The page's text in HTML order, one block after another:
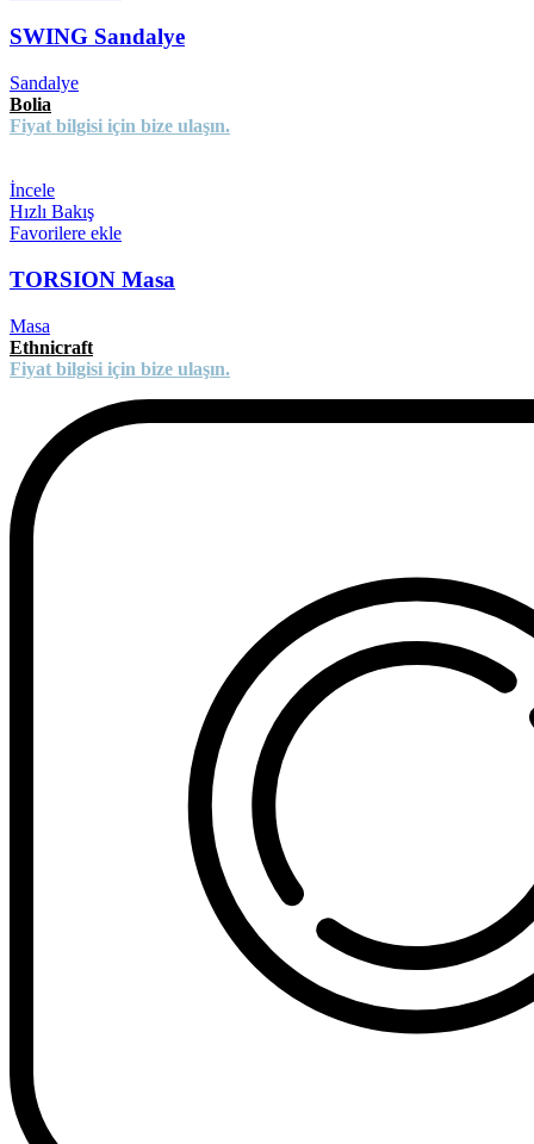
SWING Sandalye
Sandalye
Bolia
Fiyat bilgisi için bize ulaşın.
İncele
Hızlı Bakış
Favorilere ekle
TORSION Masa
Masa
Ethnicraft
Fiyat bilgisi için bize ulaşın.